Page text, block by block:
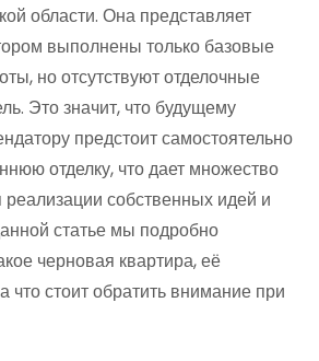
области. Она представляет
выполнены только базовые
но отсутствуют отделочные
Это значит, что будущему
предстоит самостоятельно
отделку, что дает множество
собственных идей и
статье мы подробно
черновая квартира, её
что стоит обратить внимание при